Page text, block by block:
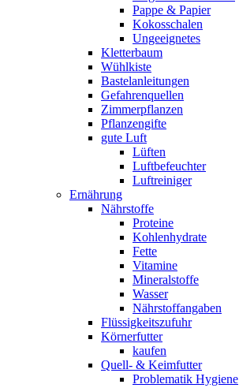
Pappe & Papier
Kokosschalen
Ungeeignetes
Kletterbaum
Wühlkiste
Bastelanleitungen
Gefahrenquellen
Zimmerpflanzen
Pflanzengifte
gute Luft
Lüften
Luftbefeuchter
Luftreiniger
Ernährung
Nährstoffe
Proteine
Kohlenhydrate
Fette
Vitamine
Mineralstoffe
Wasser
Nährstoffangaben
Flüssigkeitszufuhr
Körnerfutter
kaufen
Quell- & Keimfutter
Problematik Hygiene